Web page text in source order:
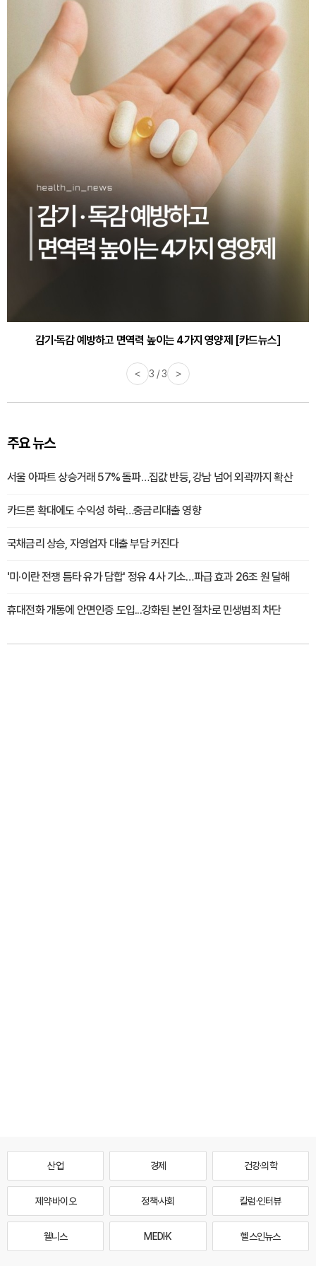
감기·독감 예방하고 면역력 높이는 4가지 영양제 [카드뉴스]
< 3 / 3 >
주요 뉴스
서울 아파트 상승거래 57% 돌파…집값 반등, 강남 넘어 외곽까지 확산
카드론 확대에도 수익성 하락…중금리대출 영향
국채금리 상승, 자영업자 대출 부담 커진다
'미·이란 전쟁 틈타 유가 담합' 정유 4사 기소…파급 효과 26조 원 달해
휴대전화 개통에 안면인증 도입...강화된 본인 절차로 민생범죄 차단
산업 경제 건강·의학
제약·바이오 정책·사회 칼럼·인터뷰
웰니스 MEDI·K 헬스인뉴스